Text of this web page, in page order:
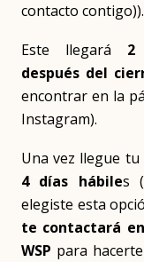
contacto contigo)).
Este llegará 2
después del
encontrar en la
Instagram).
Una vez llegue tu
4 días hábiles
elegiste esta
te contactará
WSP para